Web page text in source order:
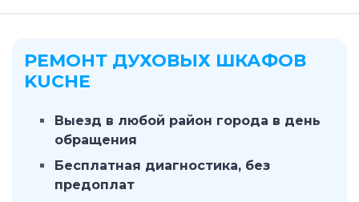
РЕМОНТ ДУХОВЫХ ШКАФОВ
KUCHE
Выезд в любой район города в день
обращения
Бесплатная диагностика, без
предоплат